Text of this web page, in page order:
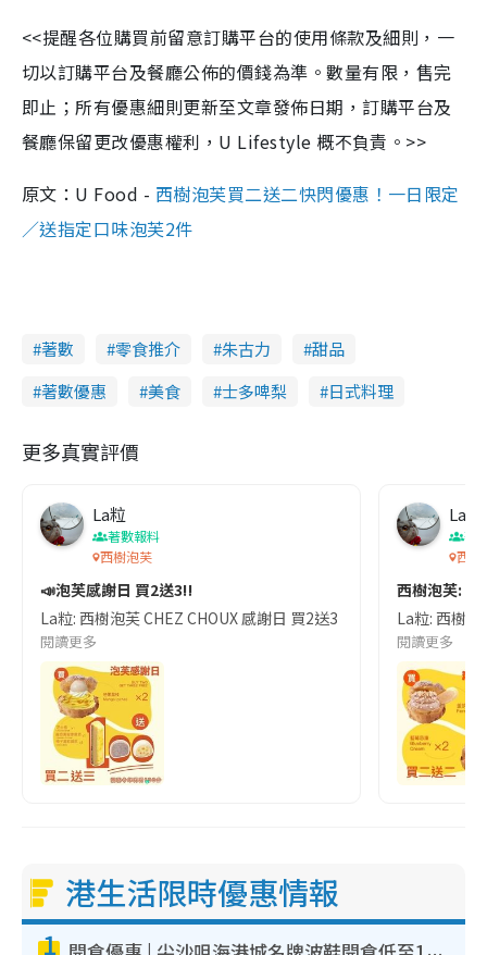
<<提醒各位購買前留意訂購平台的使用條款及細則，一
切以訂購平台及餐廳公佈的價錢為準。數量有限，售完
即止；所有優惠細則更新至文章發佈日期，訂購平台及
餐廳保留更改優惠權利，U Lifestyle 概不負責。>>
原文：U Food - 西樹泡芙買二送二快閃優惠！一日限定
／送指定口味泡芙2件
著數 零食推介 朱古力
甜品
著數優惠
美食 士多啤梨 日式料理
更多真實評價
La粒
著數報料
西樹泡芙
📣泡芙感謝日 買2送3‼️
La粒: 西樹泡芙 CHEZ CHOUX 感謝日 買2送3 (02/09)‼️ 9月2號
閱讀更多
La粒
著
西樹
西樹泡芙:
La粒: 西樹
閱讀更多
港生活限時優惠情報
1